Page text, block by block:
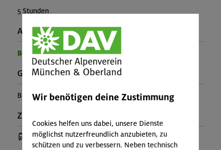
5 Stunden
Ausrüstung:
Benötigte Ausrüstung für diese Veranstaltung
Gebirgsgruppe:
Bayerische Voralpen (Benediktenwandgruppe)
Zusatzinfo:
(Anreise mit Bus oder Bahn)
Wir benötigen deine Zustimmung
Cookies helfen uns dabei, unsere Dienste
möglichst nutzerfreundlich anzubieten, zu
schützen und zu verbessern. Neben technisch